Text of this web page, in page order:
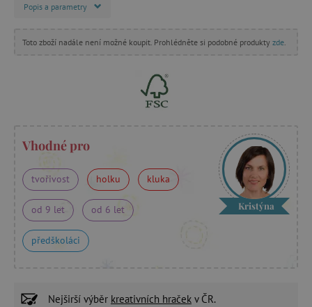
Popis a parametry
Toto zboží nadále není možné koupit. Prohlédněte si podobné produkty zde
Vhodné pro
tvořivost holku kluka
od 9 let od 6 let
předškoláci
Kristýna
Nejširší výběr kreativních hraček v ČR.